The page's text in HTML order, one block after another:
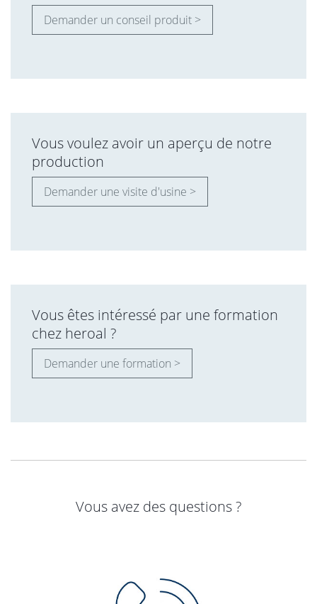
Demander un conseil produit >
Vous voulez avoir un aperçu de notre
production
Demander une visite d'usine >
Vous êtes intéressé par une formation
chez heroal ?
Demander une formation >
Vous avez des questions ?